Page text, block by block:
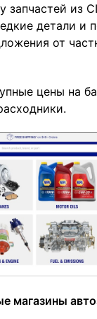
запчастей из
детали и
от
цены на
магазины